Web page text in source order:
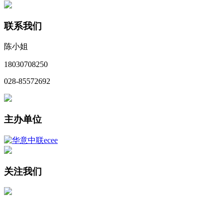
联系我们
陈小姐
18030708250
028-85572692
主办单位
关注我们